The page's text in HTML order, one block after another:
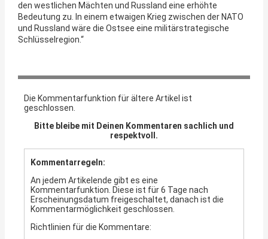
den westlichen Mächten und Russland eine erhöhte
Bedeutung zu. In einem etwaigen Krieg zwischen der NATO
und Russland wäre die Ostsee eine militärstrategische
Schlüsselregion.“
Die Kommentarfunktion für ältere Artikel ist
geschlossen.
Bitte bleibe mit Deinen Kommentaren sachlich und
respektvoll.
Kommentarregeln:
An jedem Artikelende gibt es eine
Kommentarfunktion. Diese ist für 6 Tage nach
Erscheinungsdatum freigeschaltet, danach ist die
Kommentarmöglichkeit geschlossen.
Richtlinien für die Kommentare: